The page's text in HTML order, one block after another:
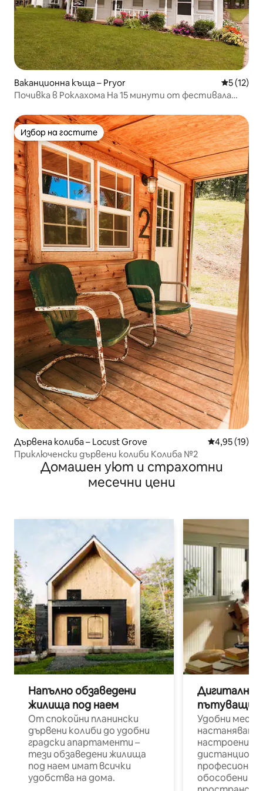
Ваканционна къща – Pryor Средна
5 (12)
Почивка в Роклахома На 15 минути от фестивала
Избор на гостите
Избор на гостите
Дървена колиба – Locust Grove Средна
4,95 (19)
Приключенски дървени колиби Колиба №2
Домашен уют и страхотни
месечни цени
Напълно обзаведени
жилища под наем
От спокойни планински
дървени колиби до удобни
градски апартаменти –
тези обзаведени жилища
под наем имат всички
удобства на дома.
Дигитални
пътуващи
Удобни
настаняване
настроени и
обособени